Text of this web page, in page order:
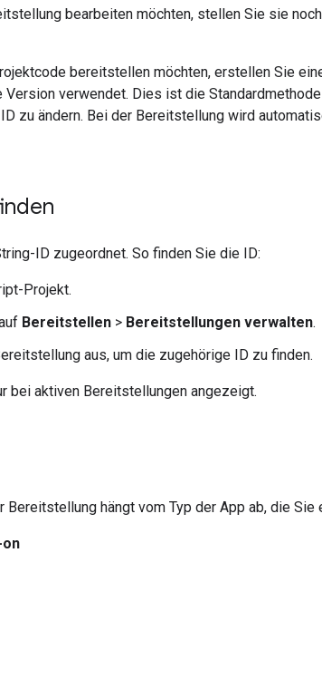
bearbeiten möchten, stellen Sie sie
bereitstellen möchten, erstellen Sie
Version verwendet. Dies ist die
zu ändern. Bei der Bereitstellung wird
ID zugeordnet. So finden Sie die ID:
Projekt.
Bereitstellen > Bereitstellungen verwalten.
aus, um die zugehörige ID zu finden.
bei aktiven Bereitstellungen angezeigt.
Bereitstellung hängt vom Typ der App ab, die Sie
on